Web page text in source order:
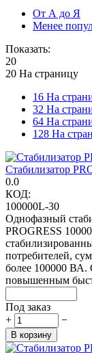
От А до Я
Менее
Показать:
20
20 На страницу
16 На
32 На
64 На
128 На
Стабилизатор
0.0
КОД:
100000L-30
Однофазный
PROGRESS
потребителей,
более 100000 ВА.
повышенным
Под заказ
+
−
В корзину